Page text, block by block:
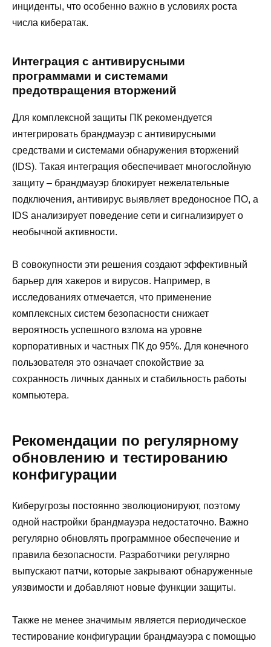
инциденты, что особенно важно в условиях роста
числа кибератак.
Интеграция с антивирусными
программами и системами
предотвращения вторжений
Для комплексной защиты ПК рекомендуется
интегрировать брандмауэр с антивирусными
средствами и системами обнаружения вторжений
(IDS). Такая интеграция обеспечивает многослойную
защиту – брандмауэр блокирует нежелательные
подключения, антивирус выявляет вредоносное ПО, а
IDS анализирует поведение сети и сигнализирует о
необычной активности.
В совокупности эти решения создают эффективный
барьер для хакеров и вирусов. Например, в
исследованиях отмечается, что применение
комплексных систем безопасности снижает
вероятность успешного взлома на уровне
корпоративных и частных ПК до 95%. Для конечного
пользователя это означает спокойствие за
сохранность личных данных и стабильность работы
компьютера.
Рекомендации по регулярному
обновлению и тестированию
конфигурации
Киберугрозы постоянно эволюционируют, поэтому
одной настройки брандмауэра недостаточно. Важно
регулярно обновлять программное обеспечение и
правила безопасности. Разработчики регулярно
выпускают патчи, которые закрывают обнаруженные
уязвимости и добавляют новые функции защиты.
Также не менее значимым является периодическое
тестирование конфигурации брандмауэра с помощью